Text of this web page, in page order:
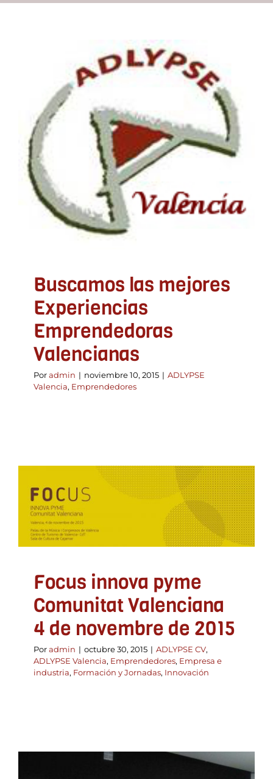
AsóciateBuscamos las mejores
Experiencias
Emprendedoras
Valencianas
ADLYPSE Valencia
Buscamos las mejores
Experiencias
Emprendedoras
Valencianas
Poradmin | noviembre 10, 2015 | ADLYPSE
Valencia, Emprendedores
Focus innova pyme
Comunitat Valenciana 4
de novembre de 2015
ADLYPSE CV
Emprendedores
Empresa e industria
Formación y Jornadas
Focus innova pyme
Comunitat Valenciana
4 de novembre de 2015
Poradmin | octubre 30, 2015 | ADLYPSE CV,
ADLYPSE Valencia, Emprendedores, Empresa e
industria, Formación y Jornadas, Innovación